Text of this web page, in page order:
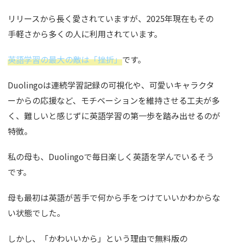
リリースから長く愛されていますが、2025年現在もその
手軽さから多くの人に利用されています。
英語学習の最大の敵は「挫折」です。
Duolingoは連続学習記録の可視化や、可愛いキャラクタ
ーからの応援など、モチベーションを維持させる工夫が多
く、難しいと感じずに英語学習の第一歩を踏み出せるのが
特徴。
私の母も、Duolingoで毎日楽しく英語を学んでいるそう
です。
母も最初は英語が苦手で何から手をつけていいかわからな
い状態でした。
しかし、「かわいいから」という理由で無料版の